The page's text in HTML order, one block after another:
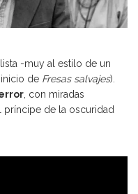
-muy al estilo de un
de Fresas salvajes).
, con miradas
príncipe de la oscuridad